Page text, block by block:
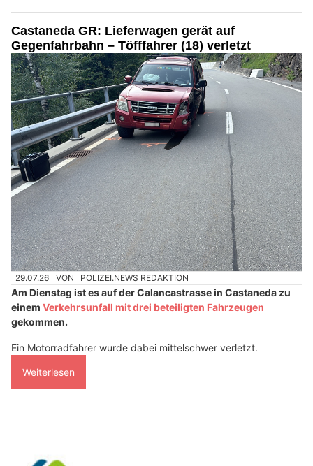
Castaneda GR: Lieferwagen gerät auf
Gegenfahrbahn – Töfffahrer (18) verletzt
29.07.26 VON POLIZEI.NEWS REDAKTION
Am Dienstag ist es auf der Calancastrasse in Castaneda zu
einem Verkehrsunfall mit drei beteiligten Fahrzeugen
gekommen.
Ein Motorradfahrer wurde dabei mittelschwer verletzt.
Weiterlesen